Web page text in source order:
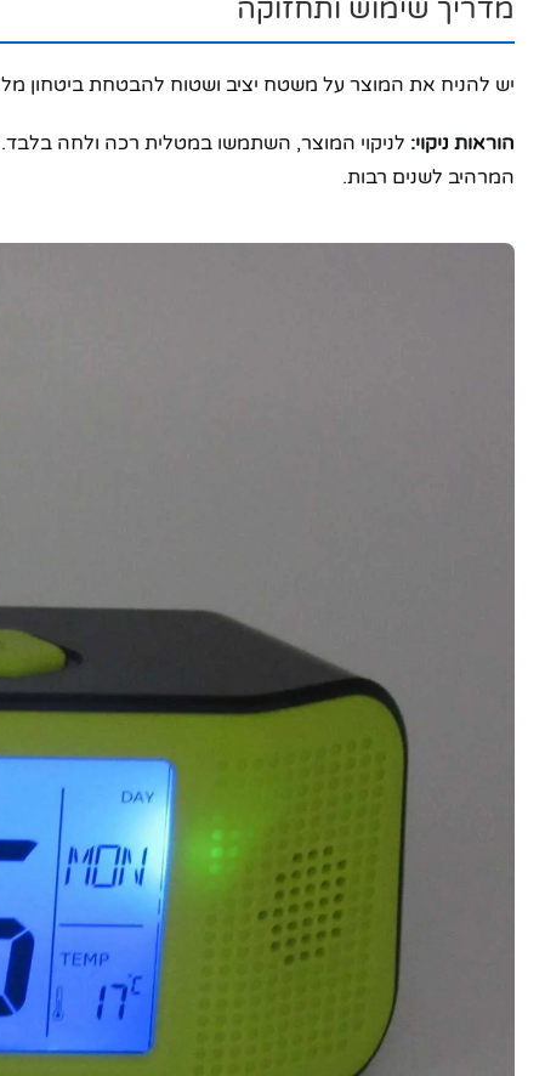
מדריך שימוש ותחזוקה
יש להניח את המוצר על משטח יציב ושטוח להבטחת ביטחון
הוראות ניקוי: לניקוי המוצר, השתמשו במטלית רכה ולחה בלבד.
המרהיב לשנים רבות.